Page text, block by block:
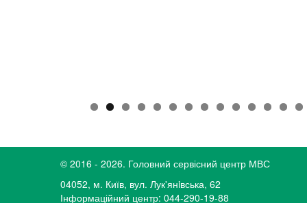
© 2016 - 2026. Головний сервісний центр МВС
04052, м. Київ, вул. Лук'янiвська, 62
Інформаційний центр: 044-290-19-88